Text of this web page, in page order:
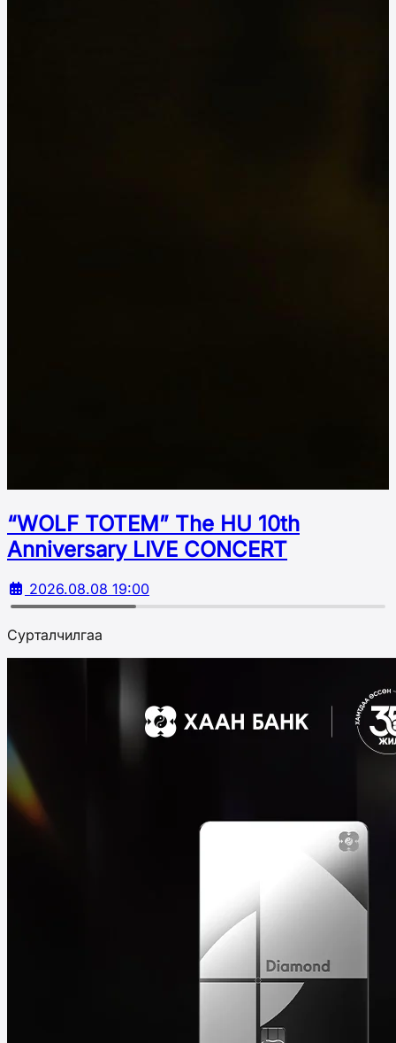
“WOLF TOTEM” The HU 10th
Аnniversary LIVE CONCERT
2026.08.08 19:00
Сурталчилгаа